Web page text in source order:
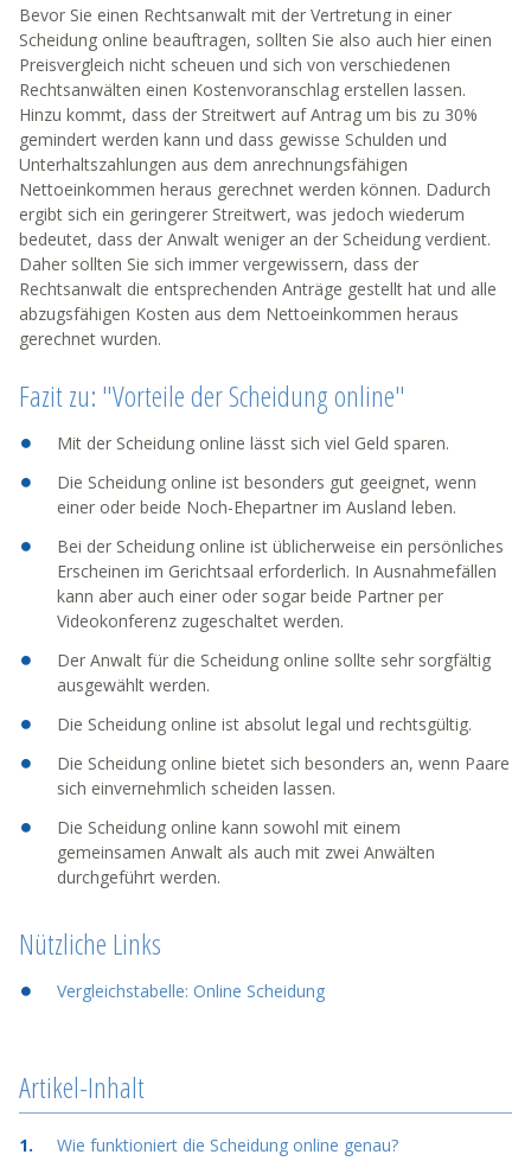
Bevor Sie einen Rechtsanwalt mit der Vertretung in einer
Scheidung online beauftragen, sollten Sie also auch hier einen
Preisvergleich nicht scheuen und sich von verschiedenen
Rechtsanwälten einen Kostenvoranschlag erstellen lassen.
Hinzu kommt, dass der Streitwert auf Antrag um bis zu 30%
gemindert werden kann und dass gewisse Schulden und
Unterhaltszahlungen aus dem anrechnungsfähigen
Nettoeinkommen heraus gerechnet werden können. Dadurch
ergibt sich ein geringerer Streitwert, was jedoch wiederum
bedeutet, dass der Anwalt weniger an der Scheidung verdient.
Daher sollten Sie sich immer vergewissern, dass der
Rechtsanwalt die entsprechenden Anträge gestellt hat und alle
abzugsfähigen Kosten aus dem Nettoeinkommen heraus
gerechnet wurden.
Fazit zu: "Vorteile der Scheidung online"
Mit der Scheidung online lässt sich viel Geld sparen.
Die Scheidung online ist besonders gut geeignet, wenn
einer oder beide Noch-Ehepartner im Ausland leben.
Bei der Scheidung online ist üblicherweise ein persönliches
Erscheinen im Gerichtsaal erforderlich. In Ausnahmefällen
kann aber auch einer oder sogar beide Partner per
Videokonferenz zugeschaltet werden.
Der Anwalt für die Scheidung online sollte sehr sorgfältig
ausgewählt werden.
Die Scheidung online ist absolut legal und rechtsgültig.
Die Scheidung online bietet sich besonders an, wenn Paare
sich einvernehmlich scheiden lassen.
Die Scheidung online kann sowohl mit einem
gemeinsamen Anwalt als auch mit zwei Anwälten
durchgeführt werden.
Nützliche Links
Vergleichstabelle: Online Scheidung
Artikel-Inhalt
Wie funktioniert die Scheidung online genau?